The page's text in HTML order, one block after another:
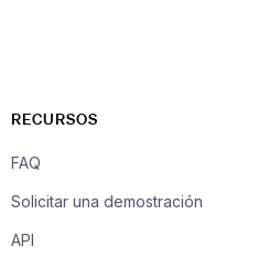
RECURSOS
FAQ
Solicitar una demostración
API